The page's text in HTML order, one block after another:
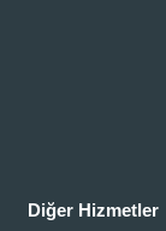
Diğer Hizmetler